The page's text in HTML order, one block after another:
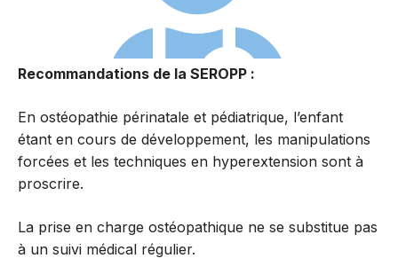
Recommandations de la SEROPP :
En ostéopathie périnatale et pédiatrique, l’enfant
étant en cours de développement, les manipulations
forcées et les techniques en hyperextension sont à
proscrire.
La prise en charge ostéopathique ne se substitue pas
à un suivi médical régulier.